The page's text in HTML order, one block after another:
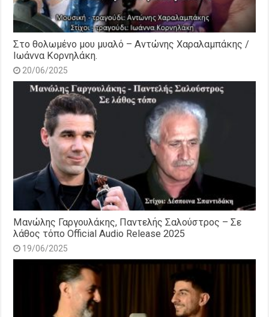
Στο θολωμένο μου μυαλό – Αντώνης Χαραλαμπάκης /
Ιωάννα Κορνηλάκη.
20/06/2025
Μανώλης Γαργουλάκης, Παντελής Σαλούστρος – Σε
λάθος τόπο Official Audio Release 2025
19/06/2025